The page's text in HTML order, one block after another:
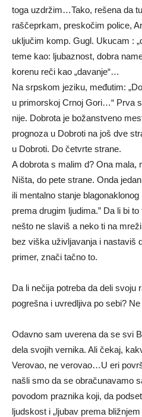
toga uzdržim…Tako, rešena da
raščeprkam, preskočim police,
uključim komp. Gugl. Ukucam :
teme kao: ljubaznost, dobra
korenu reči kao „davanje“…
Na srpskom jeziku, međutim:
u primorskoj Crnoj Gori…“ Prva
nije. Dobrota je božanstveno
prognoza u Dobroti na još dve
u Dobroti. Do četvrte strane.
A dobrota s malim d? Ona mala,
Ništa, do pete strane. Onda
ili mentalno stanje
prema drugim ljudima.” Da li bi
nešto ne slaviš a neko ti na
bez viška uživljavanja i nastaviš
primer, znači tačno to.
Da li nečija potreba da deli svoju
pogrešna i uvredljiva po sebi?
Odavno sam uverena da se svi
dela svojih vernika. Ali čekaj,
Verovao, ne verovao…U eri
našli smo da se obračunavamo
povodom praznika koji, da
ljudskost i „ljubav prema